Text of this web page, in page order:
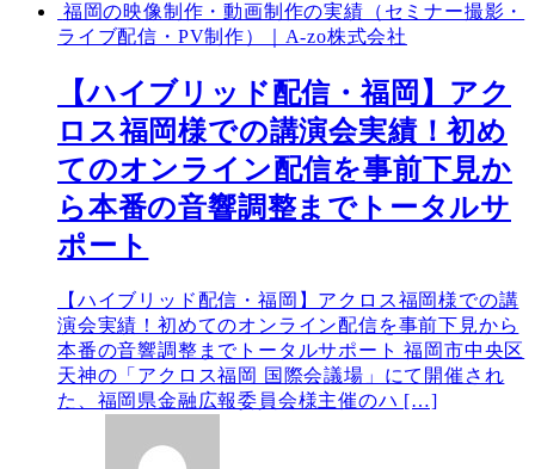
福岡の映像制作・動画制作の実績（セミナー撮影・
ライブ配信・PV制作）｜A-zo株式会社
【ハイブリッド配信・福岡】アク
ロス福岡様での講演会実績！初め
てのオンライン配信を事前下見か
ら本番の音響調整までトータルサ
ポート
【ハイブリッド配信・福岡】アクロス福岡様での講
演会実績！初めてのオンライン配信を事前下見から
本番の音響調整までトータルサポート 福岡市中央区
天神の「アクロス福岡 国際会議場」にて開催され
た、福岡県金融広報委員会様主催のハ […]